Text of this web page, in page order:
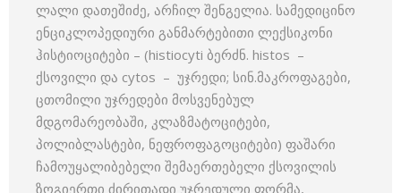
ლალი დათეშიძე, არჩილ შენგელია. სამედიცინო
ენციკლოპედიური განმარტებითი ლექსიკონი
ჰისტიოციტები – (histiocyti ბერძნ. histos –
ქსოვილი და cytos – უჯრედი; სინ.მაკროფაგები,
ცთომილი უჯრედები მოსვენებულ
მდგომარეობაში, კლაზმატოციტები,
პოლიბლასტები, ნეფროფაგოციტები) ფაშარი
ჩამოუყალიბებელი შემაერთებელი ქსოვილის
ზოგიერთი ძირითადი უჯრედული ფორმა,